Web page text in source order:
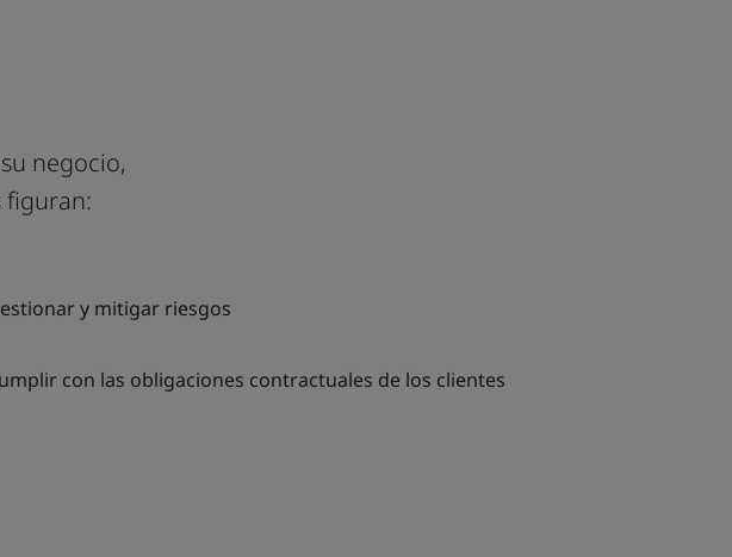
negocio,
figuran:
y mitigar riesgos
con las obligaciones contractuales de los clientes